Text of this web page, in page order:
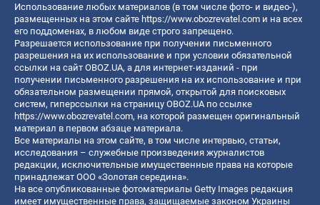
Использование любых материалов (в том числе фото- и видео-),
размещенных на этом сайте https://www.obozrevatel.com и на всех
его поддоменах, в любом виде строго запрещено.
Разрешается использование при получении письменного
разрешения на их использование и при условии обязательной
ссылки на сайт OBOZ.UA, а для интернет-изданий - при
получении письменного разрешения на их использование и при
обязательном размещении прямой, открытой для поисковых
систем, гиперссылки на страницу OBOZ.UA по ссылке
https://www.obozrevatel.com, на которой размещен оригинальный
материал в первом абзаце материала.
Все материалы на этом сайте, в том числе интервью, статьи,
исследования – служебные произведения журналистов
редакции, исключительные имущественные права на которые
принадлежат ООО «Золотая середина».
На все опубликованные фотоматериалы Getty Images редакция
имеет имущественные права, защищаемые законом Украины